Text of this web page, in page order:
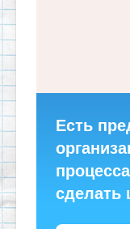
Есть
сделать